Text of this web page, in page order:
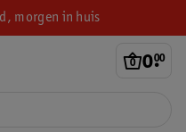
morgen in huis
0.
00